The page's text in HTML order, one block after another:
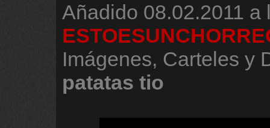
Añadido 08.02.2011 a
Imágenes, Carteles y
patatas tio